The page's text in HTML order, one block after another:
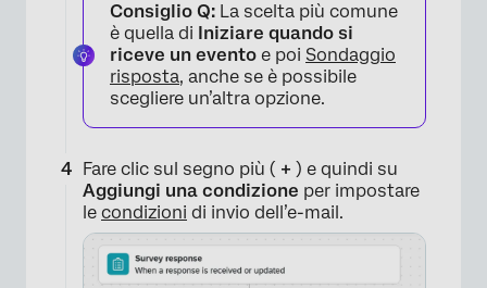
Consiglio Q: La scelta più comune
è quella di Iniziare quando si
riceve un evento e poi Sondaggio
risposta, anche se è possibile
scegliere un’altra opzione.
Fare clic sul segno più ( + ) e quindi su
Aggiungi una condizione per impostare
le condizioni di invio dell’e-mail.